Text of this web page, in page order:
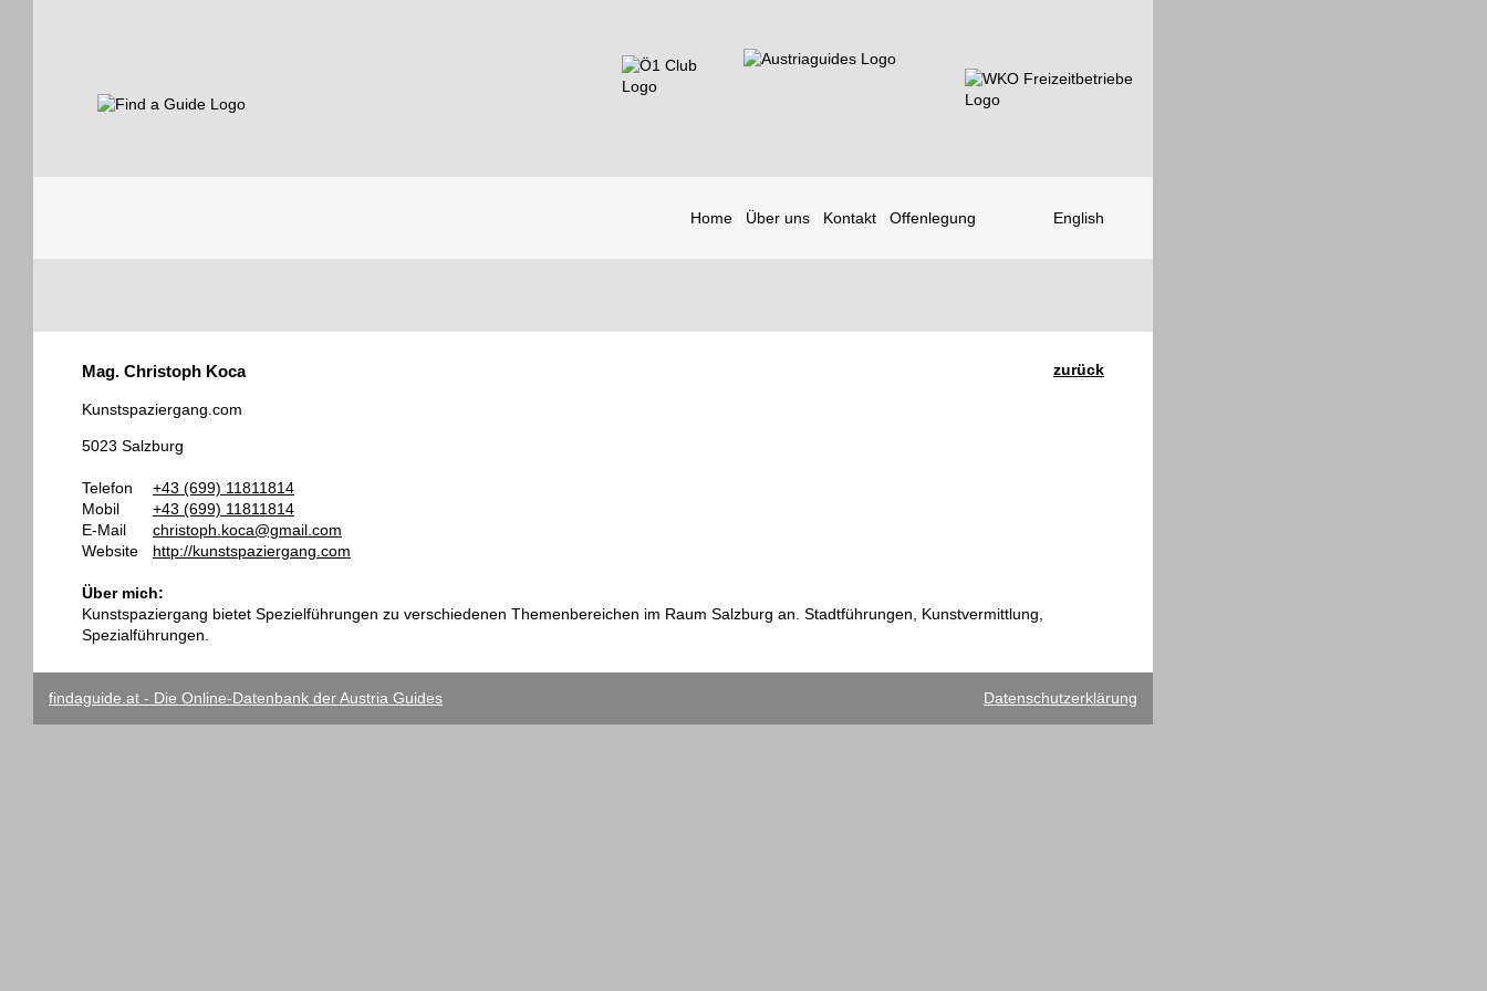
Home Über uns Kontakt Offenlegung English
Guides
zurück
Mag. Christoph Koca
Kunstspaziergang.com
5023 Salzburg
Telefon
+43 (699) 11811814
Mobil
+43 (699) 11811814
E-Mail
christoph.koca@gmail.com
Website
http://kunstspaziergang.com
Über mich:
Kunstspaziergang bietet Spezielführungen zu verschiedenen Themenbereichen im Raum Salzburg an. Stadtführungen, Kunstvermittlung,
Spezialführungen.
findaguide.at - Die Online-Datenbank der Austria Guides Datenschutzerklärung